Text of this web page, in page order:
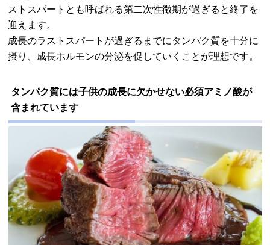
ストスパートとも呼ばれる第二次性徴期が過ぎると終了を
迎えます。
成長のラストスパートが過ぎるまでにタンパク質を十分に
摂り、成長ホルモンの分泌を促していくことが理想です。
タンパク質には子供の成長に欠かせない必須アミノ酸が
含まれています